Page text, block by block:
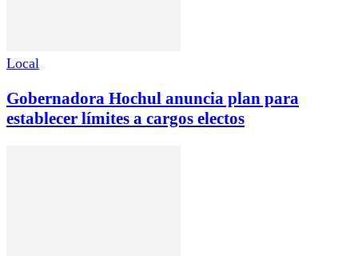
Local
Gobernadora Hochul anuncia plan para
establecer límites a cargos electos